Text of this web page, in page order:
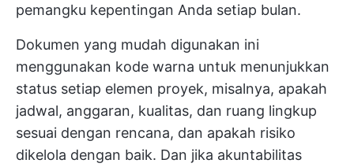
pemangku kepentingan Anda setiap bulan.
Dokumen yang mudah digunakan ini
menggunakan kode warna untuk menunjukkan
status setiap elemen proyek, misalnya, apakah
jadwal, anggaran, kualitas, dan ruang lingkup
sesuai dengan rencana, dan apakah risiko
dikelola dengan baik. Dan jika akuntabilitas